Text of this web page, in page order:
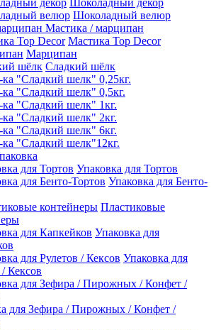
Шоколадный декор
Шоколадный велюр
Мастика / марципан
Мастика Top Decor
Марципан
Сладкий шёлк
"Сладкий шелк" 0,25кг.
"Сладкий шелк" 0,5кг.
"Сладкий шелк" 1кг.
"Сладкий шелк" 2кг.
"Сладкий шелк" 6кг.
"Сладкий шелк"12кг.
Упаковка для Тортов
Упаковка для Бенто-
Пластиковые
Упаковка для
Упаковка для
Кексов
для Зефира / Пирожных / Конфет /